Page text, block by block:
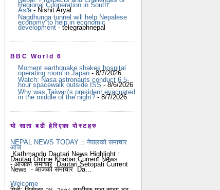
Regional Cooperation in South
Asia- Nishit Aryal
Nagdhunga tunnel will help Nepalese
economy to help in economic
development - telegraphnepal
BBC World 6
Moment earthquake shakes hospital
operating room in Japan - 8/7/2026
Watch: Nasa astronauts conduct 6.5-
hour spacewalk outside ISS - 8/6/2026
Why was Taiwan’s president evacuated
in the middle of the night?- 8/7/2026
यो साता बढी हेरिएका पोस्टहरु
NEPAL NEWS TODAY :: नेपालको समाचार
आज
Kathmandu Dautari News Highlight :
Dautari Online Khabar Current News
- आजको समाचार Dautari Setopati Current
News - आजको समाचार Da...
Welcome